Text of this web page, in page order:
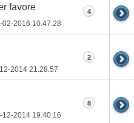
favore
02-2016 10.47.28
4
2014 21.28.57
2
12-2014 19.40.16
8